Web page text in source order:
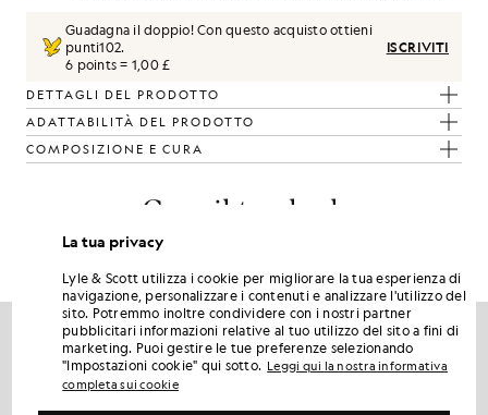
Guadagna il doppio! Con questo acquisto ottieni
punti102.
6 points = 1,00 £
ISCRIVITI
DETTAGLI DEL PRODOTTO
ADATTABILITÀ DEL PRODOTTO
COMPOSIZIONE E CURA
Crea il tuo look
Completa il tuo look con capi raffinati, pensati per dare un tocco di
NOVITÀ
La tua privacy
Lyle & Scott utilizza i cookie per migliorare la tua esperienza di
navigazione, personalizzare i contenuti e analizzare l'utilizzo del
sito. Potremmo inoltre condividere con i nostri partner
pubblicitari informazioni relative al tuo utilizzo del sito a fini di
marketing. Puoi gestire le tue preferenze selezionando
"Impostazioni cookie" qui sotto. Leggi qui la nostra informativa
completa sui cookie